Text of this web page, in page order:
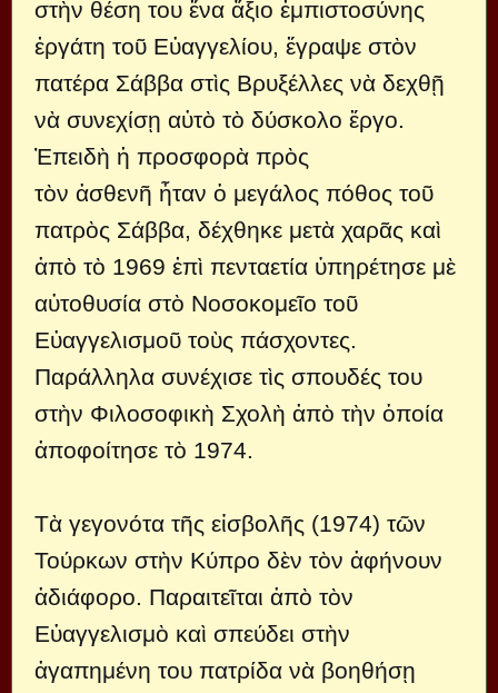
στὴν θέση του ἕνα ἄξιο ἐμπιστοσύνης
ἐργάτη τοῦ Εὐαγγελίου, ἔγραψε στὸν
πατέρα Σάββα στὶς Βρυξέλλες νὰ δεχθῇ
νὰ συνεχίσῃ αὐτὸ τὸ δύσκολο ἔργο.
Ἐπειδὴ ἡ προσφορὰ πρὸς
τὸν ἀσθενῆ ἦταν ὁ μεγάλος πόθος τοῦ
πατρὸς Σάββα, δέχθηκε μετὰ χαρᾶς καὶ
ἀπὸ τὸ 1969 ἐπὶ πενταετία ὑπηρέτησε μὲ
αὐτοθυσία στὸ Νοσοκομεῖο τοῦ
Εὐαγγελισμοῦ τοὺς πάσχοντες.
Παράλληλα συνέχισε τὶς σπουδές του
στὴν Φιλοσοφικὴ Σχολὴ ἀπὸ τὴν ὁποία
ἀποφοίτησε τὸ 1974.
Τὰ γεγονότα τῆς εἰσβολῆς (1974) τῶν
Τούρκων στὴν Κύπρο δὲν τὸν ἀφήνουν
ἀδιάφορο. Παραιτεῖται ἀπὸ τὸν
Εὐαγγελισμὸ καὶ σπεύδει στὴν
ἀγαπημένη του πατρίδα νὰ βοηθήσῃ